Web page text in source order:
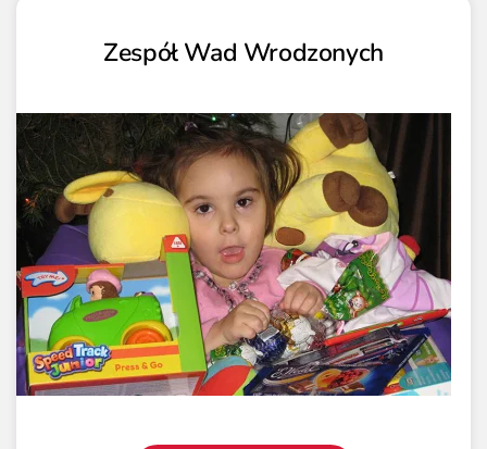
Zespół Wad Wrodzonych